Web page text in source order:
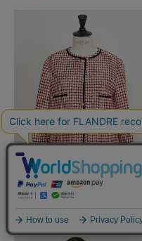
INED
《大きいサイズ》LINTONツイードジャケ
￥99,000(税込)